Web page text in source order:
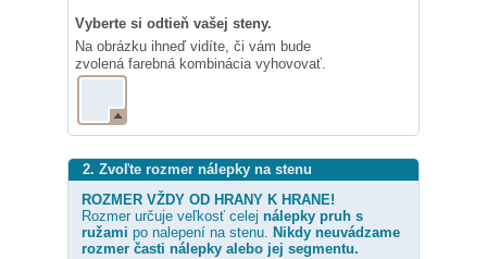
Vyberte si odtieň vašej steny.
Na obrázku ihneď vidíte, či vám bude
zvolená farebná kombinácia vyhovovať.
2. Zvoľte rozmer nálepky na stenu
ROZMER VŽDY OD HRANY K HRANE!
Rozmer určuje veľkosť celej nálepky pruh s
ružami po nalepení na stenu. Nikdy neuvádzame
rozmer časti nálepky alebo jej segmentu.